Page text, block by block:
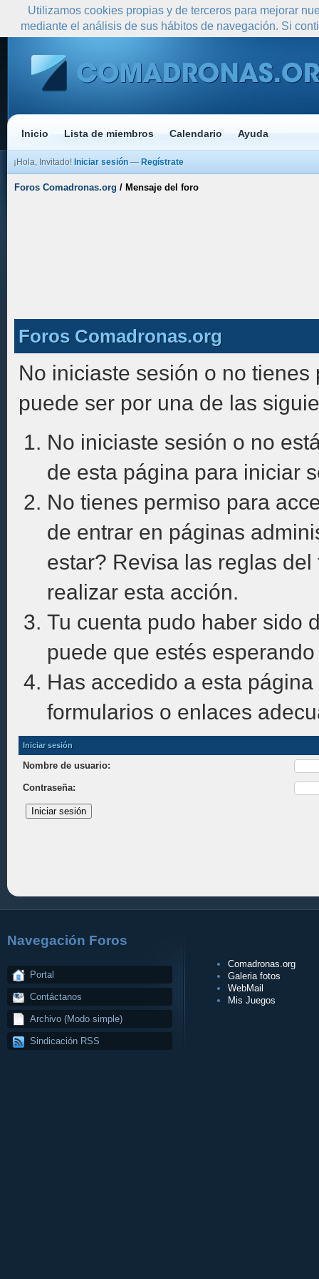
Inicio Lista de miembros Calendario Ayuda
¡Hola, Invitado! Iniciar sesión — Regístrate
Foros Comadronas.org / Mensaje del foro
Foros Comadronas.org
No iniciaste sesión o no
puede ser por una de las
No iniciaste sesión o no
de esta página para iniciar
No tienes permiso para
de entrar en páginas
estar? Revisa las reglas
realizar esta acción.
Tu cuenta pudo haber sido
puede que estés
Has accedido a esta
formularios o enlaces
Iniciar sesión
Nombre de usuario:
Contraseña:
Navegación Foros
Portal
Contáctanos
Archivo (Modo simple)
Sindicación RSS
Comadronas.org
Galeria fotos
WebMail
Mis Juegos
Utilizamos cookies propias y de terceros para mejorar
mediante el análisis de sus hábitos de navegación. Si